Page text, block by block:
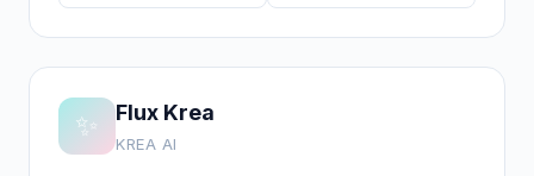
✨ Flux Krea
KREA AI